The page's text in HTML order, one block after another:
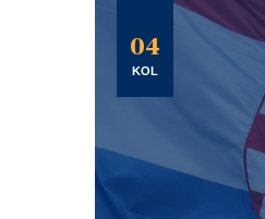
04
KOL